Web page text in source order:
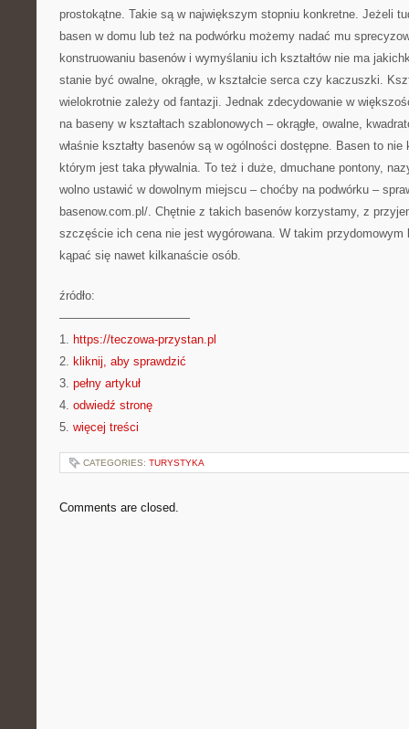
prostokątne. Takie są w największym stopniu konkretne. Jeżeli
basen w domu lub też na podwórku możemy nadać mu
konstruowaniu basenów i wymyślaniu ich kształtów nie ma
stanie być owalne, okrągłe, w kształcie serca czy kaczuszki.
wielokrotnie zależy od fantazji. Jednak zdecydowanie w
na baseny w kształtach szablonowych – okrągłe, owalne,
właśnie kształty basenów są w ogólności dostępne. Basen to
którym jest taka pływalnia. To też i duże, dmuchane pontony,
wolno ustawić w dowolnym miejscu – choćby na podwórku –
basenow.com.pl/. Chętnie z takich basenów korzystamy, z
szczęście ich cena nie jest wygórowana. W takim przydomowym
kąpać się nawet kilkanaście osób.
źródło:
———————————
1. https://teczowa-przystan.pl
2. kliknij, aby sprawdzić
3. pełny artykuł
4. odwiedź stronę
5. więcej treści
CATEGORIES: TURYSTYKA
Comments are closed.